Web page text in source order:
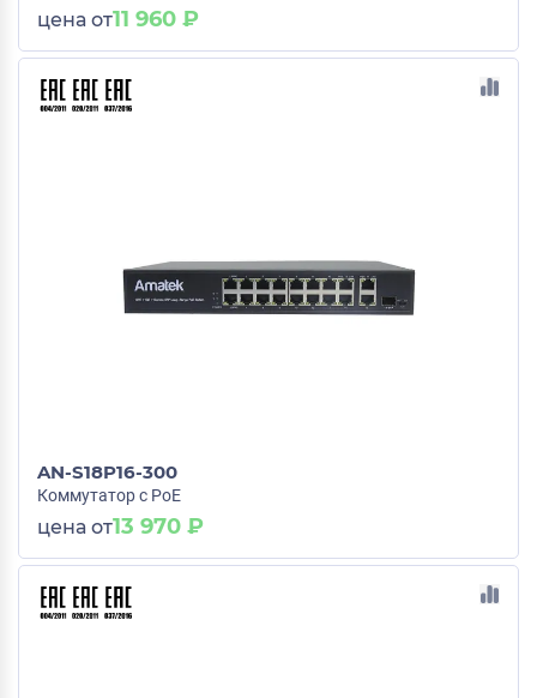
цена от11 960 ₽
AN-S18P16-300
Коммутатор с PoE
цена от13 970 ₽